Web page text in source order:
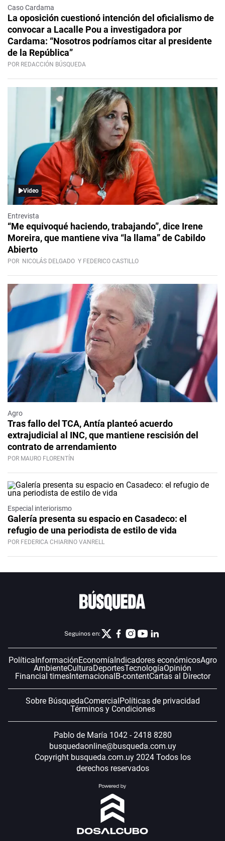
Caso Cardama
La oposición cuestionó intención del oficialismo de
convocar a Lacalle Pou a investigadora por
Cardama: “Nosotros podríamos citar al presidente
de la República”
POR REDACCIÓN BÚSQUEDA
Video
Entrevista
“Me equivoqué haciendo, trabajando”, dice Irene
Moreira, que mantiene viva “la llama” de Cabildo
Abierto
POR NICOLÁS DELGADO Y FEDERICO CASTILLO
Agro
Tras fallo del TCA, Antía planteó acuerdo
extrajudicial al INC, que mantiene rescisión del
contrato de arrendamiento
POR MAURO FLORENTÍN
Especial interiorismo
Galería presenta su espacio en Casadeco: el
refugio de una periodista de estilo de vida
POR FEDERICA CHIARINO VANRELL
Seguinos en:
PolíticaInformaciónEconomíaIndicadores económicosAgro
AmbienteCulturaDeportesTecnologíaOpinión
Financial timesInternacionalB-contentCartas al Director
Sobre BúsquedaComercialPolíticas de privacidad
Términos y Condiciones
Pablo de María 1042 - 2418 8280
busquedaonline@busqueda.com.uy
Copyright busqueda.com.uy 2024 Todos los
derechos reservados